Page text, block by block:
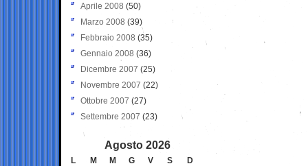
Aprile 2008 (50)
Marzo 2008 (39)
Febbraio 2008 (35)
Gennaio 2008 (36)
Dicembre 2007 (25)
Novembre 2007 (22)
Ottobre 2007 (27)
Settembre 2007 (23)
Agosto 2026
L M M G V S
D